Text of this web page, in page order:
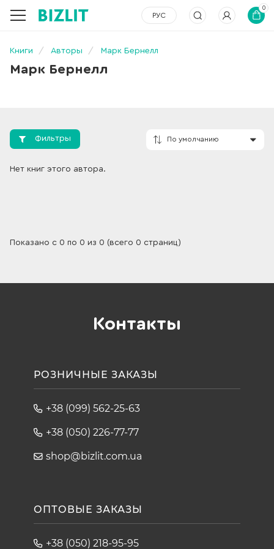
РУС
0
Книги Авторы Марк Бернелл
Марк Бернелл
Фильтры
Нет книг этого автора.
Показано с 0 по 0 из 0 (всего 0 страниц)
Контакты
РОЗНИЧНЫЕ ЗАКАЗЫ
+38 (099) 562-25-63
+38 (050) 226-77-77
shop@bizlit.com.ua
ОПТОВЫЕ ЗАКАЗЫ
+38 (050) 218-95-95